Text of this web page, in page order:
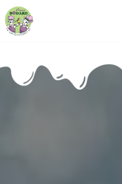
Panneau de gestion des cookies